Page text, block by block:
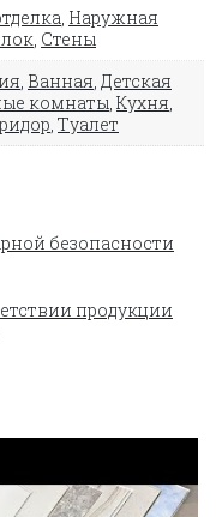
, Наружная
, Стены
, Ванная, Детская
комнаты, Кухня,
, Туалет
безопасности
продукции